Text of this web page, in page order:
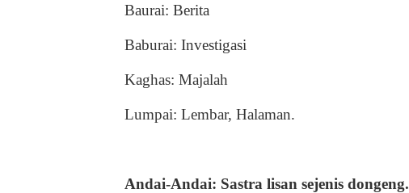
Baurai: Berita
Baburai: Investigasi
Kaghas: Majalah
Lumpai: Lembar, Halaman.
Andai-Andai: Sastra lisan sejenis dongeng.